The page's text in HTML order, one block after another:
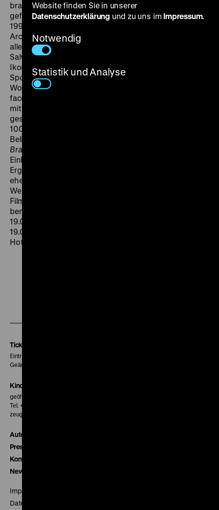
brasilianische Regisseur Alfeu Franca das damals
gefilmte Material neu zusammen. Lina Bò Bardi (1914-
1992) war eine der wenigen stilprägenden
Architektinnen und Designerinnen der Moderne. Vor
allem ihre Wahlheimat
Salvador da Bahia bereicherte sie mit Architektur-
Ikonen wie dem Kunstmuseum von
Sport- und Kulturzentrum SESC Pompéia oder dem
Wohnhaus Casa de Vidro. Ausgangspunkt ihrer
facettenreichen Arbeit war die Auseinandersetzung
mit der Kultur, den handwerklichen Traditionen und der
gesellschaftlichen Situation vor Ort. Anlässlich des
100. Geburtstages von Bò Bardi reiste die Regisseurin
Belinda Rukschcio zu ihren zentralen Bauwerken in
Brasilien
Einbindung auch die Details der Gebäude vor Augen.
Ergänzt werden die Aufnahmen mit Kommentaren von
ehemaligen Mitarbeitern, Freunden und
Wegbegleitern. Entstanden ist ein wunderbar ruhiger
Film, der die Poesie der Architektur Bò Bardis und ihre
bemerkenswerte Persönlichkeit in Erinnerung ruft. FR
19.09. um 21 Uhr + SA 27.09. um 19 Uhr · Zu Gast am
19.09.: Belinda Rukschcio im Gespräch mit Benedikt
Hotze (Baunetz)
Tickets
Eintritt 5 €
Geänderte Preise sind im Programm vermerkt.
Kinokasse
geöffnet 30 Minuten vor Beginn der ersten Vorstellung
Tel. + 49 30 20304-770
zeughauskino@dhm.de
Autor*innen
Presse
Kontakt
Newsletter
Impressum
Datenschutz
Website finden Sie in unserer
Datenschutzerklärung und zu uns im Impressum.
Notwendig
Statistik und Analyse